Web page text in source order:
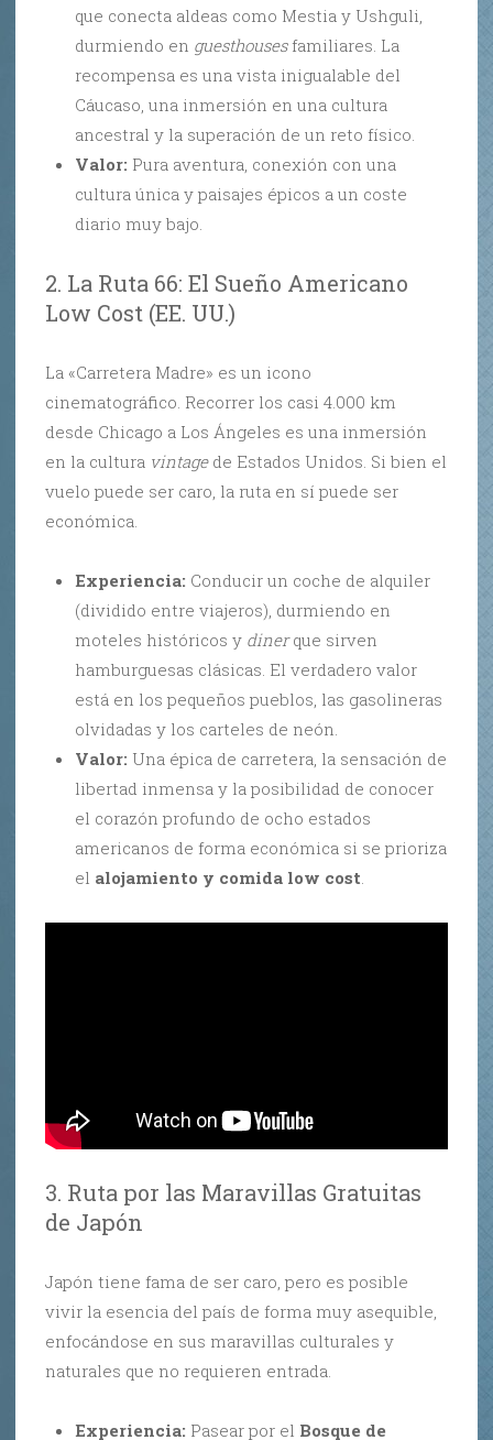
que conecta aldeas como Mestia y Ushguli,
durmiendo en guesthousesfamiliares. La
recompensa es una vista inigualable del
Cáucaso, una inmersión en una cultura
ancestral y la superación de un reto físico.
Valor: Pura aventura, conexión con una
cultura única y paisajes épicos a un coste
diario muy bajo.
2. La Ruta 66: El Sueño Americano
Low Cost (EE. UU.)
La «Carretera Madre» es un icono
cinematográfico. Recorrer los casi 4.000 km
desde Chicago a Los Ángeles es una inmersión
en la cultura vintagede Estados Unidos. Si bien el
vuelo puede ser caro, la ruta en sí puede ser
económica.
Experiencia: Conducir un coche de alquiler
(dividido entre viajeros), durmiendo en
moteles históricos y dinerque sirven
hamburguesas clásicas. El verdadero valor
está en los pequeños pueblos, las gasolineras
olvidadas y los carteles de neón.
Valor: Una épica de carretera, la sensación de
libertad inmensa y la posibilidad de conocer
el corazón profundo de ocho estados
americanos de forma económica si se prioriza
el alojamiento y comida low cost
3. Ruta por las Maravillas Gratuitas
de Japón
Japón tiene fama de ser caro, pero es posible
vivir la esencia del país de forma muy asequible,
enfocándose en sus maravillas culturales y
naturales que no requieren entrada.
Experiencia: Pasear por el Bosque de